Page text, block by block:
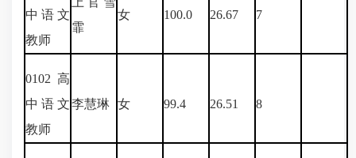
中语文
教师
霏
女 100.0 26.67 7
0102 高
中语文
教师
李慧琳 女 99.4 26.51 8